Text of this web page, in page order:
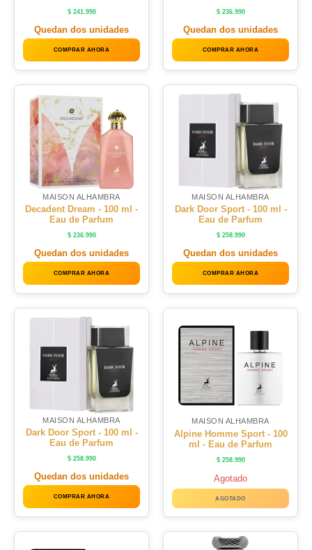
$241.990
Quedan dos unidades
COMPRAR AHORA
$236.990
Quedan dos unidades
COMPRAR AHORA
MAISON ALHAMBRA
Decadent Dream - 100 ml -
Eau de Parfum
$236.990
Quedan dos unidades
COMPRAR AHORA
MAISON ALHAMBRA
Dark Door Sport - 100 ml -
Eau de Parfum
$258.990
Quedan dos unidades
COMPRAR AHORA
MAISON ALHAMBRA
Dark Door Sport - 100 ml -
Eau de Parfum
$258.990
Quedan dos unidades
COMPRAR AHORA
MAISON ALHAMBRA
Alpine Homme Sport - 100
ml - Eau de Parfum
$258.990
Agotado
AGOTADO